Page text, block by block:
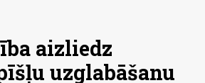
aizliedz
uzglabāšanu